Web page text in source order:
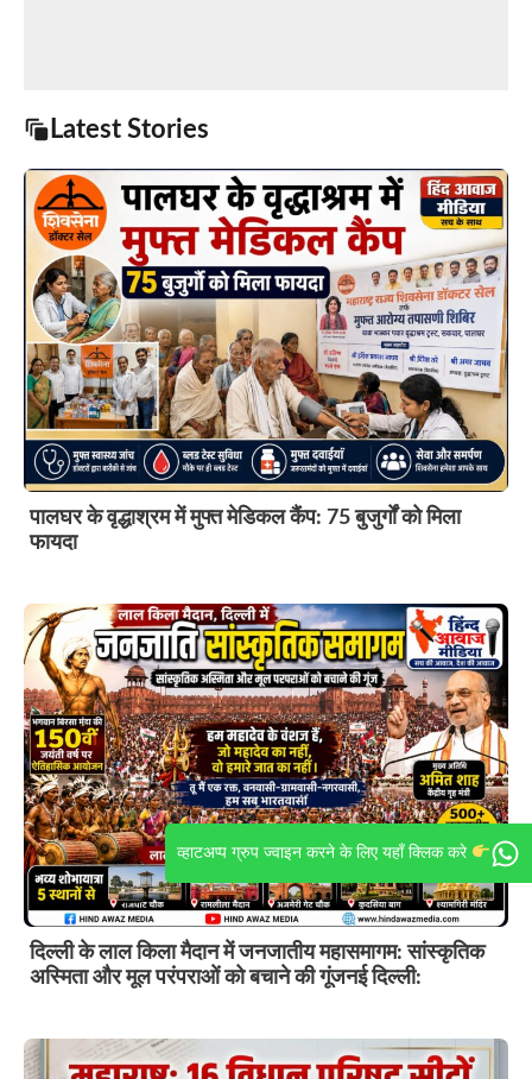
व्हाटअप्प ग्रुप ज्वाइन करने के लिए यहाँ क्लिक करे
Latest Stories
पालघर के वृद्धाश्रम में मुफ्त मेडिकल कैंप: 75 बुजुर्गों को मिला
फायदा
दिल्ली के लाल किला मैदान में जनजातीय महासमागम: सांस्कृतिक
अस्मिता और मूल परंपराओं को बचाने की गूंजनई दिल्ली: